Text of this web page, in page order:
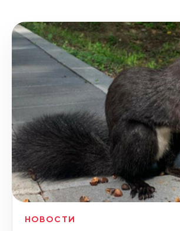
НОВОСТИ